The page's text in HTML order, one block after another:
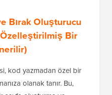
Bırak Oluşturucu
Özelleştirilmiş Bir
kod yazmadan özel bir
olanak tanır. Bu,